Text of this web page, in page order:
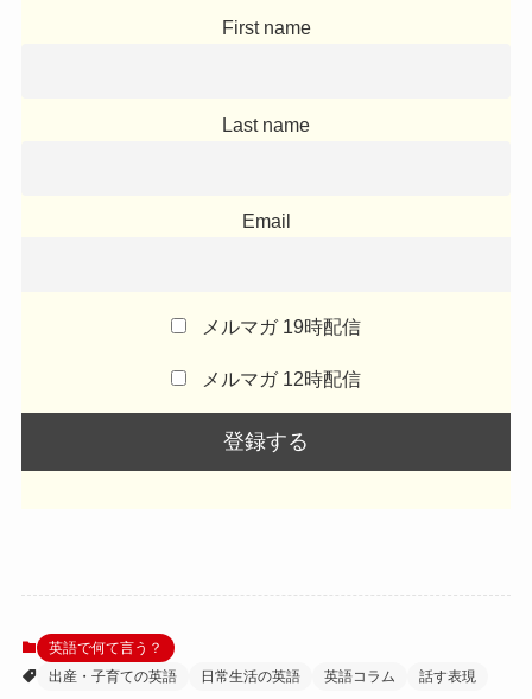
First name
Last name
Email
メルマガ 19時配信
メルマガ 12時配信
英語で何て言う？
出産・子育ての英語
日常生活の英語 英語コラム 話す表現